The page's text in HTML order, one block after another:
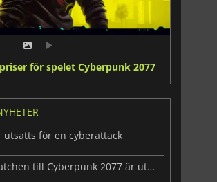
för spelet Cyberpunk 2077
utsatts för en cyberattack
Den första stora patchen till Cyberpunk 2077 är ute nu